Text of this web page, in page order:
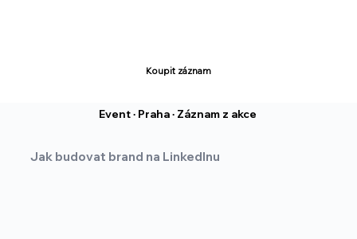
Koupit záznam
Event· Praha· Záznam z akce
Jak budovat brand na LinkedInu